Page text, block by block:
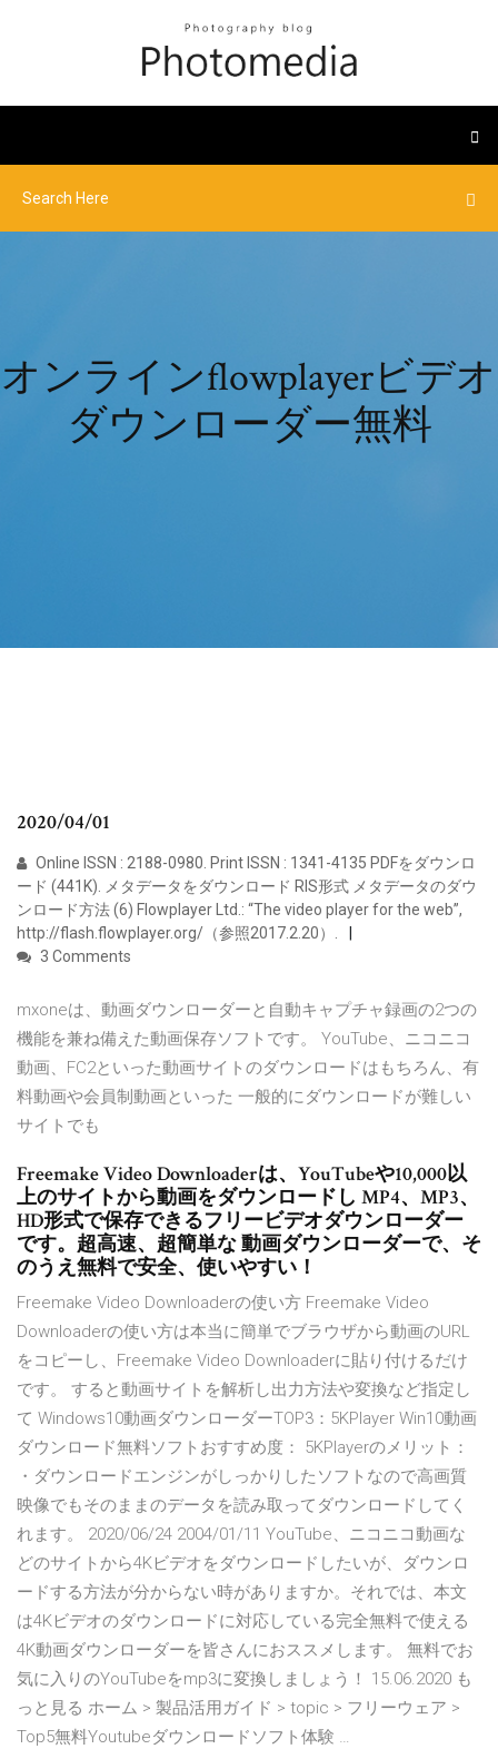
オンラインflowplayerビデオ
ダウンローダー無料
2020/04/01
Online ISSN : 2188-0980. Print ISSN : 1341-4135 PDFをダウンロ
ード (441K). メタデータをダウンロード RIS形式 メタデータのダウ
ンロード方法 (6) Flowplayer Ltd.: “The video player for the web”,
http://flash.flowplayer.org/（参照2017.2.20）.
3 Comments
mxoneは、動画ダウンローダーと自動キャプチャ録画の2つの
機能を兼ね備えた動画保存ソフトです。 YouTube、ニコニコ
動画、FC2といった動画サイトのダウンロードはもちろん、有
料動画や会員制動画といった 一般的にダウンロードが難しい
サイトでも
Freemake Video Downloaderは、YouTubeや10,000以
上のサイトから動画をダウンロードし MP4、MP3、
HD形式で保存できるフリービデオダウンローダー
です。超高速、超簡単な 動画ダウンローダーで、そ
のうえ無料で安全、使いやすい！
Freemake Video Downloaderの使い方 Freemake Video
Downloaderの使い方は本当に簡単でブラウザから動画のURL
をコピーし、Freemake Video Downloaderに貼り付けるだけ
です。 すると動画サイトを解析し出力方法や変換など指定し
て Windows10動画ダウンローダーTOP3：5KPlayer Win10動画
ダウンロード無料ソフトおすすめ度： 5KPlayerのメリット：
・ダウンロードエンジンがしっかりしたソフトなので高画質
映像でもそのままのデータを読み取ってダウンロードしてく
れます。 2020/06/24 2004/01/11 YouTube、ニコニコ動画な
どのサイトから4Kビデオをダウンロードしたいが、ダウンロ
ードする方法が分からない時がありますか。それでは、本文
は4Kビデオのダウンロードに対応している完全無料で使える
4K動画ダウンローダーを皆さんにおススメします。 無料でお
気に入りのYouTubeをmp3に変換しましょう！ 15.06.2020 も
っと見る ホーム > 製品活用ガイド > topic > フリーウェア >
Top5無料Youtubeダウンロードソフト体験 …